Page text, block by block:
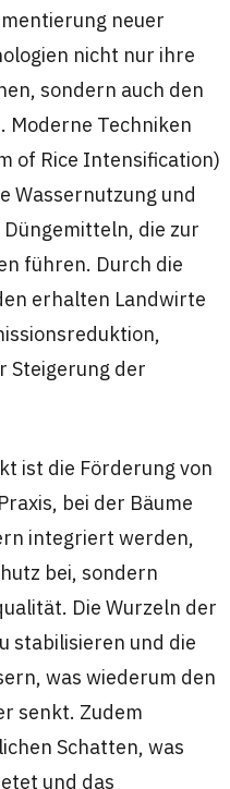
neuer
nicht nur ihre
sondern auch den
Moderne Techniken
of Rice Intensification)
Wassernutzung und
die zur
führen. Durch die
erhalten Landwirte
Steigerung der
ist die Förderung von
bei der Bäume
integriert werden,
bei, sondern
Die Wurzeln der
stabilisieren und die
was wiederum den
senkt. Zudem
Schatten, was
und das